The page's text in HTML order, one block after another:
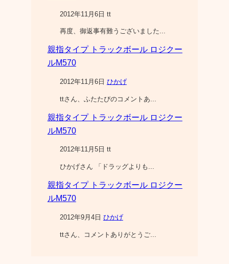
2012年11月6日 tt
再度、御返事有難うございました...
親指タイプ トラックボール ロジクー
ルM570
2012年11月6日 ひかげ
ttさん、ふたたびのコメントあ...
親指タイプ トラックボール ロジクー
ルM570
2012年11月5日 tt
ひかげさん 「ドラッグよりも...
親指タイプ トラックボール ロジクー
ルM570
2012年9月4日 ひかげ
ttさん、コメントありがとうご...